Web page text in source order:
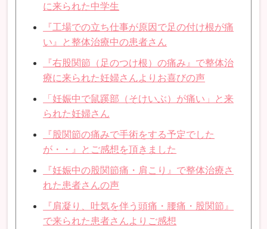
に来られた中学生
『工場での立ち仕事が原因で足の付け根が痛
い』と整体治療中の患者さん
『右股関節（足のつけ根）の痛み』で整体治
療に来られた妊婦さんよりお喜びの声
「妊娠中で鼠蹊部（そけいぶ）が痛い」と来
られた妊婦さん
『股関節の痛みで手術をする予定でした
が・・』とご感想を頂きました
『妊娠中の股関節痛・肩こり』で整体治療さ
れた患者さんの声
『肩凝り、吐気を伴う頭痛・腰痛・股関節』
で来られた患者さんよりご感想